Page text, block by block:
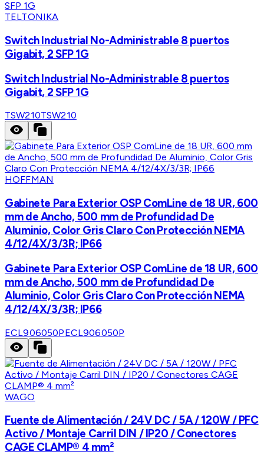
TELTONIKA
Switch Industrial No-Administrable 8 puertos
Gigabit, 2 SFP 1G
Switch Industrial No-Administrable 8 puertos
Gigabit, 2 SFP 1G
TSW210TSW210
HOFFMAN
Gabinete Para Exterior OSP ComLine de 18 UR, 600
mm de Ancho, 500 mm de Profundidad De
Aluminio, Color Gris Claro Con Protección NEMA
4/12/4X/3/3R; IP66
Gabinete Para Exterior OSP ComLine de 18 UR, 600
mm de Ancho, 500 mm de Profundidad De
Aluminio, Color Gris Claro Con Protección NEMA
4/12/4X/3/3R; IP66
ECL906050PECL906050P
WAGO
Fuente de Alimentación / 24V DC / 5A / 120W / PFC
Activo / Montaje Carril DIN / IP20 / Conectores
CAGE CLAMP® 4 mm²